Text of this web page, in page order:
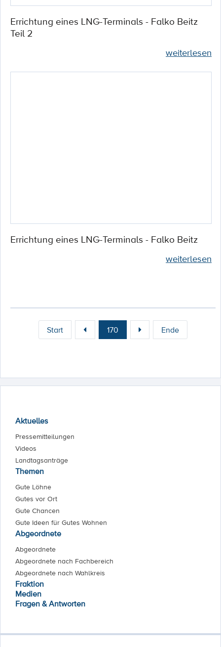
Errichtung eines LNG-Terminals - Falko Beitz
Teil 2
weiterlesen
Errichtung eines LNG-Terminals - Falko Beitz
weiterlesen
Start 170 Ende
Aktuelles
Pressemitteilungen
Videos
Landtagsanträge
Themen
Gute Löhne
Gutes vor Ort
Gute Chancen
Gute Ideen für Gutes Wohnen
Abgeordnete
Abgeordnete
Abgeordnete nach Fachbereich
Abgeordnete nach Wahlkreis
Fraktion
Medien
Fragen & Antworten